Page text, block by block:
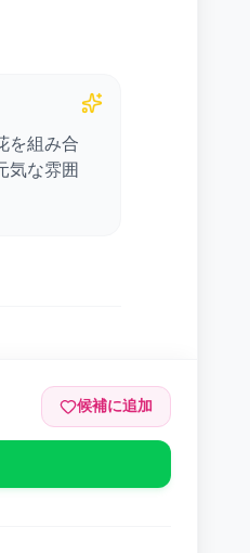
を組み合
気な雰囲
候補に追加